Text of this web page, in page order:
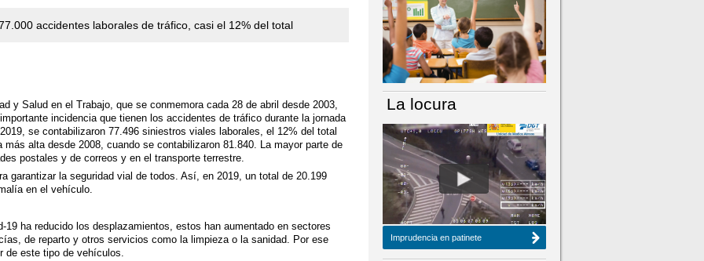
accidentes laborales de tráfico, casi el 12% del total
y Salud en el Trabajo, que se conmemora cada 28 de abril desde 2003,
incidencia que tienen los accidentes de tráfico durante la jornada
se contabilizaron 77.496 siniestros viales laborales, el 12% del total
alta desde 2008, cuando se contabilizaron 81.840. La mayor parte de
postales y de correos y en el transporte terrestre.
garantizar la seguridad vial de todos. Así, en 2019, un total de 20.199
en el vehículo.
19 ha reducido los desplazamientos, estos han aumentado en sectores
de reparto y otros servicios como la limpieza o la sanidad. Por ese
este tipo de vehículos.
NÚMERO ACTUAL HEMEROTECA
La locura
Imprudencia en patinete